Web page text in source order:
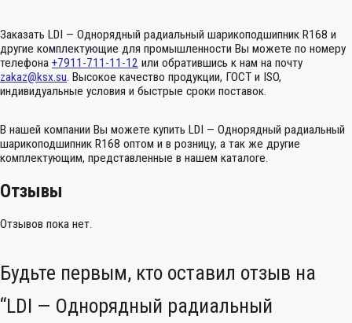
Заказать LDI — Однорядный радиальный шарикоподшипник R168 и
другие комплектующие для промышленности Вы можете по номеру
телефона +7911-711-11-12 или обратившись к нам на почту
zakaz@ksx.su. Высокое качество продукции, ГОСТ и ISO,
индивидуальные условия и быстрые сроки поставок.
В нашей компании Вы можете купить LDI — Однорядный радиальный
шарикоподшипник R168 оптом и в розницу, а так же другие
комплектующим, представленные в нашем каталоге.
Отзывы
Отзывов пока нет.
Будьте первым, кто оставил отзыв на
“LDI — Однорядный радиальный